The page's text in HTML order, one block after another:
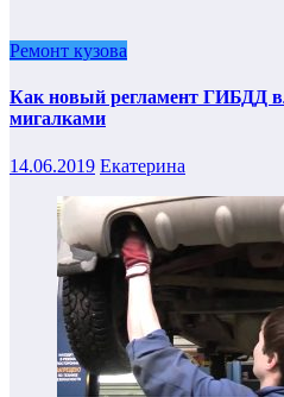
Ремонт кузова
Как новый регламент ГИБДД
мигалками
14.06.2019 Екатерина